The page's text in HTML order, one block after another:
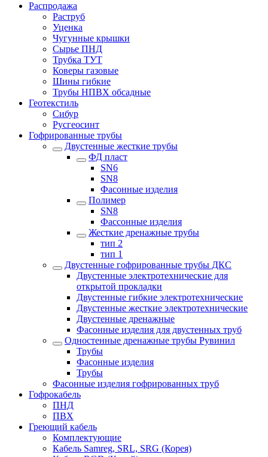
Распродажа
Раструб
Уценка
Чугунные крышки
Сырье ПНД
Трубка ТУТ
Коверы газовые
Шины гибкие
Трубы НПВХ обсадные
Геотекстиль
Сибур
Русгеосинт
Гофрированные трубы
Двустенные жесткие трубы
ФД пласт
SN6
SN8
Фасонные изделия
Полимер
SN8
Фассонные изделия
Жесткие дренажные трубы
тип 2
тип 1
Двустенные гофрированные трубы ДКС
Двустенные электротехнические для
открытой прокладки
Двустенные гибкие электротехнические
Двустенные жесткие электротехнические
Двустенные дренажные
Фасонные изделия для двустенных труб
Одностенные дренажные трубы Рувинил
Трубы
Фасонные изделия
Трубы
Фасонные изделия гофрированных труб
Гофрокабель
ПНД
ПВХ
Греющий кабель
Комплектующие
Кабель Samreg, SRL, SRG (Корея)